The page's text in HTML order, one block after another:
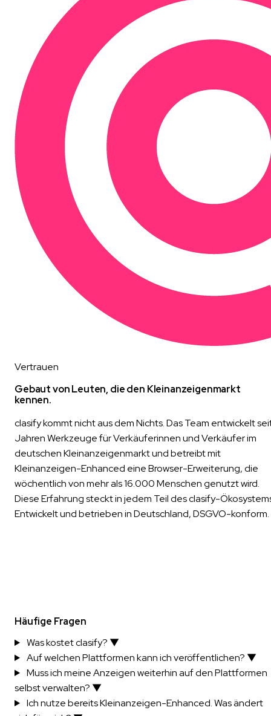
Vertrauen
Gebaut von Leuten, die den Kleinanzeigenmarkt
kennen.
clasify kommt nicht aus dem Nichts. Das Team entwickelt
Jahren Werkzeuge für Verkäuferinnen und Verkäufer im
deutschen Kleinanzeigenmarkt und betreibt mit
Kleinanzeigen-Enhanced eine Browser-Erweiterung, die
wöchentlich von mehr als 16.000 Menschen genutzt wird.
Diese Erfahrung steckt in jedem Teil des clasify-
Entwickelt und betrieben in Deutschland, DSGVO-konform.
Häufige Fragen
Was kostet clasify? ▼
Auf welchen Plattformen kann ich veröffentlichen? ▼
Muss ich meine Anzeigen weiterhin auf den Plattformen
selbst verwalten? ▼
Ich nutze bereits Kleinanzeigen-Enhanced. Was ändert